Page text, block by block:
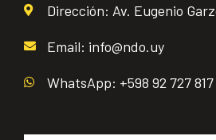
Dirección: Av. Eugenio
Email: info@ndo.uy
WhatsApp: +598 92 727 817